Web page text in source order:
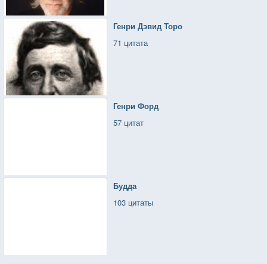
Генри Дэвид Торо
71 цитата
Генри Форд
57 цитат
Будда
103 цитаты